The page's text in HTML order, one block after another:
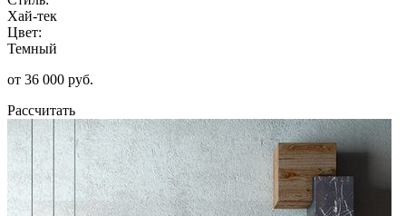
Хай-тек
Цвет:
Темный
от 36 000 руб.
Рассчитать